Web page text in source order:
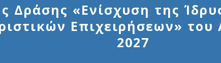
Δράσης «Ενίσχυση της
Επιχειρήσεων» του
2027